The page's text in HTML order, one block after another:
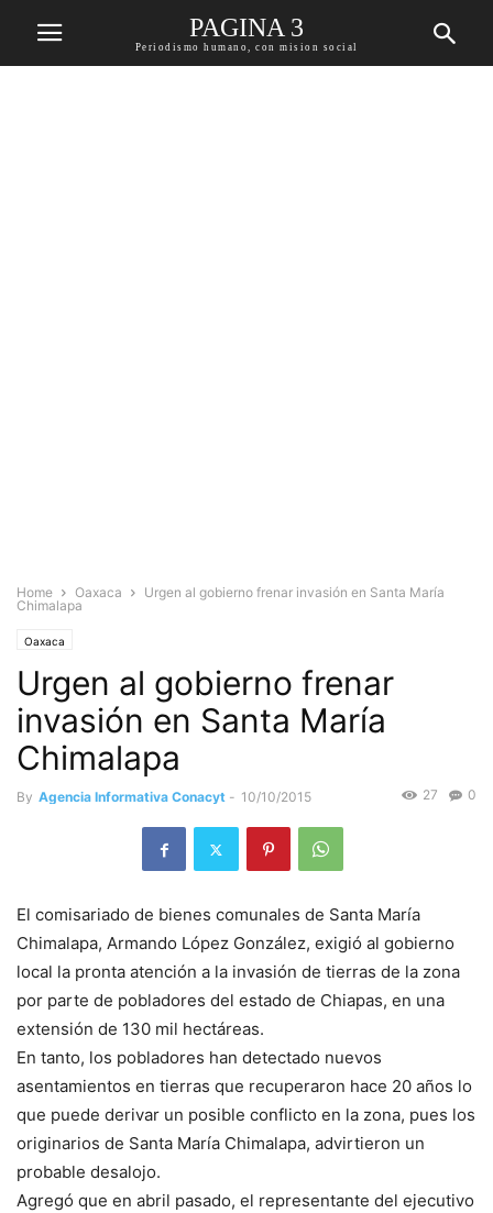
PAGINA 3
Periodismo humano, con mision social
Home Oaxaca
Urgen al gobierno frenar invasión en Santa María
Chimalapa
Oaxaca
Urgen al gobierno frenar
invasión en Santa María
Chimalapa
By Agencia Informativa Conacyt - 10/10/2015 0
27
El comisariado de bienes comunales de Santa María
Chimalapa, Armando López González, exigió al gobierno
local la pronta atención a la invasión de tierras de la zona
por parte de pobladores del estado de Chiapas, en una
extensión de 130 mil hectáreas.
En tanto, los pobladores han detectado nuevos
asentamientos en tierras que recuperaron hace 20 años lo
que puede derivar un posible conflicto en la zona, pues los
originarios de Santa María Chimalapa, advirtieron un
probable desalojo.
Agregó que en abril pasado, el representante del ejecutivo